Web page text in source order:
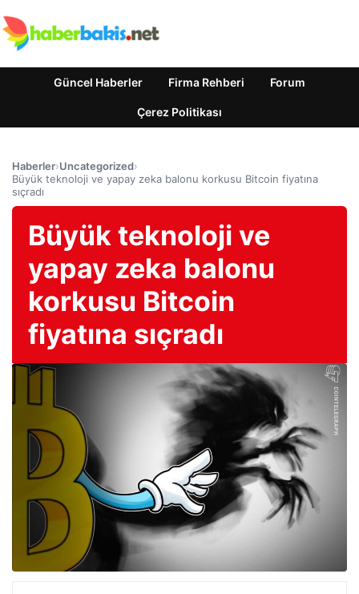
Güncel Haberler Firma Rehberi Forum
Çerez Politikası
Haberler›Uncategorized›
Büyük teknoloji ve yapay zeka balonu korkusu Bitcoin fiyatına
sıçradı
Büyük teknoloji ve
yapay zeka balonu
korkusu Bitcoin
fiyatına sıçradı